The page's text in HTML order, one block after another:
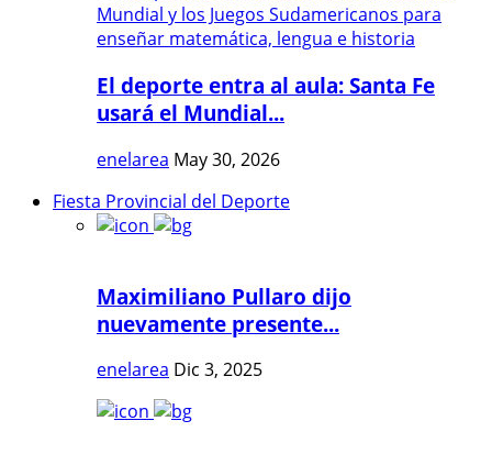
El deporte entra al aula: Santa Fe
usará el Mundial...
enelarea May 30, 2026
Fiesta Provincial del Deporte
Maximiliano Pullaro dijo
nuevamente presente...
enelarea Dic 3, 2025